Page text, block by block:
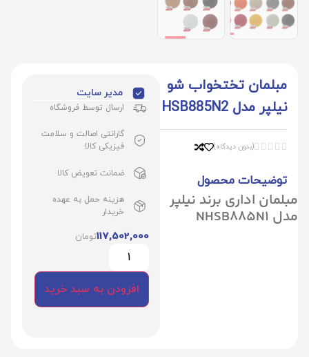
مبلمان تختخواب شو
نیلپر مدل HSB885N2




(بدون دیدگاه)
توضیحات محصول
مبلمان اداری برند نیلپر
مدل NHSB885N1
مدیر سایت
ارسال توسط فروشگاه
گارانتی اصالت و سلامت
فیزیکی کالا
ضمانت تعویض کالا
هزینه حمل به عهده
خریدار
117,502,000تومان
افزودن به سبد خرید